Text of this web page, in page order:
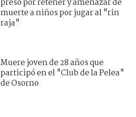
preso por retener y amenazar de
muerte a niños por jugar al "rin
raja"
Muere joven de 28 años que
participó en el "Club de la Pelea"
de Osorno